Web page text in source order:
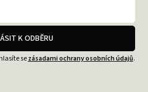
K ODBĚRU
sezásadami ochrany osobních údajů.